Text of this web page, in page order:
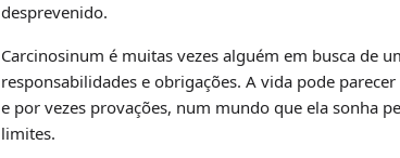
desprevenido.
Carcinosinum é muitas vezes alguém em busca de
responsabilidades e obrigações. A vida pode
e por vezes provações, num mundo que ela sonha
limites.